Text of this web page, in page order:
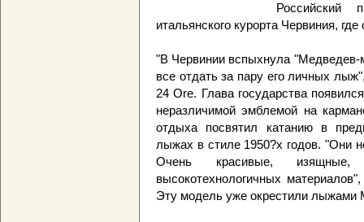
Российский
итальянского курорта Червиния,
"В Червинии вспыхнула "Медведев-
все отдать за пару его личных
24 Ore. Глава государства
неразличимой эмблемой на
отдыха посвятил катанию в
лыжах в стиле 1950?х годов. "Они
Очень красивые,
высокотехнологичных
Эту модель уже окрестили